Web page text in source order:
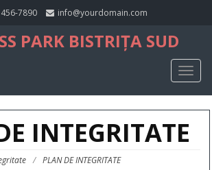
7890 info@yourdomain.com
PARK BISTRIȚA SUD
INTEGRITATE
/ PLAN DE INTEGRITATE